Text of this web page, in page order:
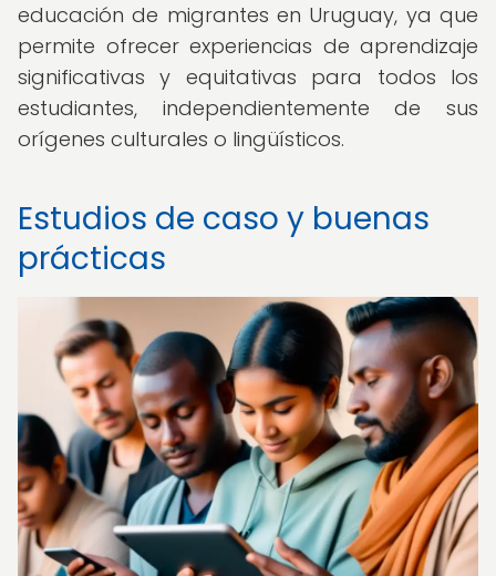
educación de migrantes en Uruguay, ya que
permite ofrecer experiencias de aprendizaje
significativas y equitativas para todos los
estudiantes, independientemente de sus
orígenes culturales o lingüísticos.
Estudios de caso y buenas
prácticas